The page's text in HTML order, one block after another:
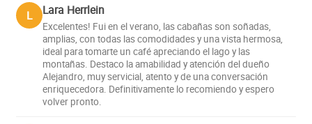
L Lara Herrlein
Excelentes! Fui en el verano, las cabañas son soñadas,
amplias, con todas las comodidades y una vista hermosa,
ideal para tomarte un café apreciando el lago y las
montañas. Destaco la amabilidad y atención del dueño
Alejandro, muy servicial, atento y de una conversación
enriquecedora. Definitivamente lo recomiendo y espero
volver pronto.